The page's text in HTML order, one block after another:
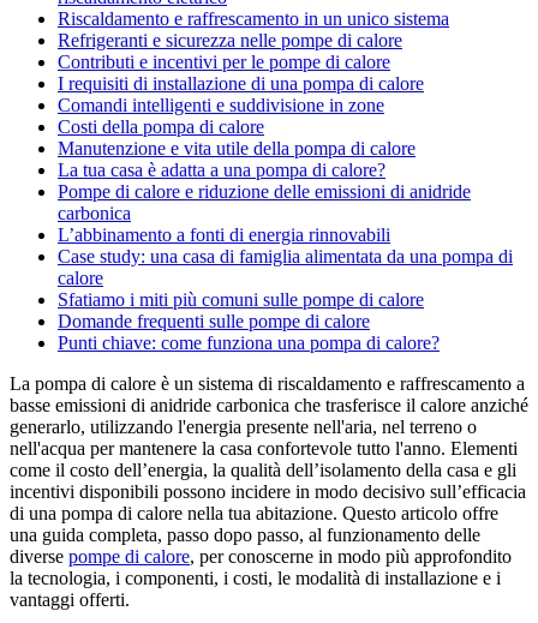
Riscaldamento e raffrescamento in un unico sistema
Refrigeranti e sicurezza nelle pompe di calore
Contributi e incentivi per le pompe di calore
I requisiti di installazione di una pompa di calore
Comandi intelligenti e suddivisione in zone
Costi della pompa di calore
Manutenzione e vita utile della pompa di calore
La tua casa è adatta a una pompa di calore?
Pompe di calore e riduzione delle emissioni di anidride
carbonica
L’abbinamento a fonti di energia rinnovabili
Case study: una casa di famiglia alimentata da una pompa di
calore
Sfatiamo i miti più comuni sulle pompe di calore
Domande frequenti sulle pompe di calore
Punti chiave: come funziona una pompa di calore?
La pompa di calore è un sistema di riscaldamento e raffrescamento a
basse emissioni di anidride carbonica che trasferisce il calore anziché
generarlo, utilizzando l'energia presente nell'aria, nel terreno o
nell'acqua per mantenere la casa confortevole tutto l'anno. Elementi
come il costo dell’energia, la qualità dell’isolamento della casa e gli
incentivi disponibili possono incidere in modo decisivo sull’efficacia
di una pompa di calore nella tua abitazione. Questo articolo offre
una guida completa, passo dopo passo, al funzionamento delle
diverse pompe di calore, per conoscerne in modo più approfondito
la tecnologia, i componenti, i costi, le modalità di installazione e i
vantaggi offerti.